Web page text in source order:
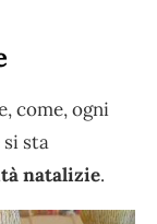
come, ogni
sta
natalizie.